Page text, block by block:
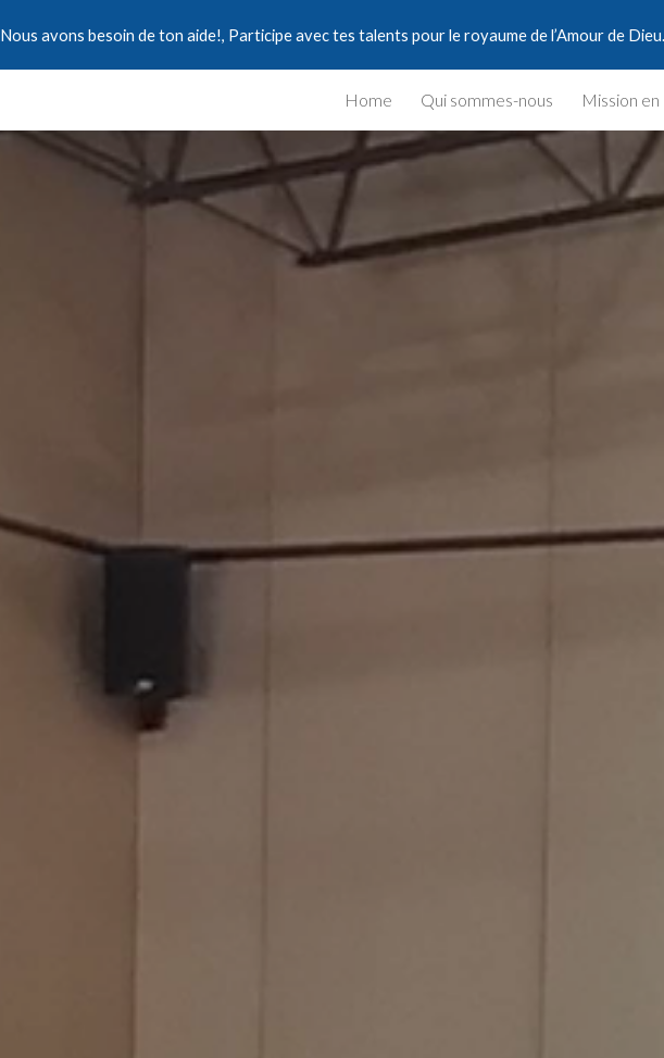
Skip to main content Skip to
Nous avons besoin de ton aide!, Participe avec tes talents pour le royaume de l’Amour de Dieu.
Home Qui sommes-nous Mission